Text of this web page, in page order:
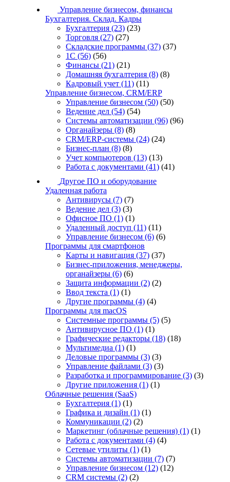
Управление бизнесом, финансы
Бухгалтерия. Склад. Кадры
Бухгалтерия (23) (23)
Торговля (27) (27)
Складские программы (37) (37)
1С (56) (56)
Финансы (21) (21)
Домашняя бухгалтерия (8) (8)
Кадровый учет (11) (11)
Управление бизнесом, CRM/ERP
Управление бизнесом (50) (50)
Ведение дел (54) (54)
Системы автоматизации (96) (96)
Органайзеры (8) (8)
CRM/ERP-системы (24) (24)
Бизнес-план (8) (8)
Учет компьютеров (13) (13)
Работа с документами (41) (41)
Другое ПО и оборудование
Удаленная работа
Антивирусы (7) (7)
Ведение дел (3) (3)
Офисное ПО (1) (1)
Удаленный доступ (11) (11)
Управление бизнесом (6) (6)
Программы для смартфонов
Карты и навигация (37) (37)
Бизнес-приложения, менеджеры,
органайзеры (6) (6)
Защита информации (2) (2)
Ввод текста (1) (1)
Другие программы (4) (4)
Программы для macOS
Системные программы (5) (5)
Антивирусное ПО (1) (1)
Графические редакторы (18) (18)
Мультимедиа (1) (1)
Деловые программы (3) (3)
Управление файлами (3) (3)
Разработка и программирование (3) (3)
Другие приложения (1) (1)
Облачные решения (SaaS)
Бухгалтерия (1) (1)
Графика и дизайн (1) (1)
Коммуникации (2) (2)
Маркетинг (облачные решения) (1) (1)
Работа с документами (4) (4)
Сетевые утилиты (1) (1)
Системы автоматизации (7) (7)
Управление бизнесом (12) (12)
CRM системы (2) (2)